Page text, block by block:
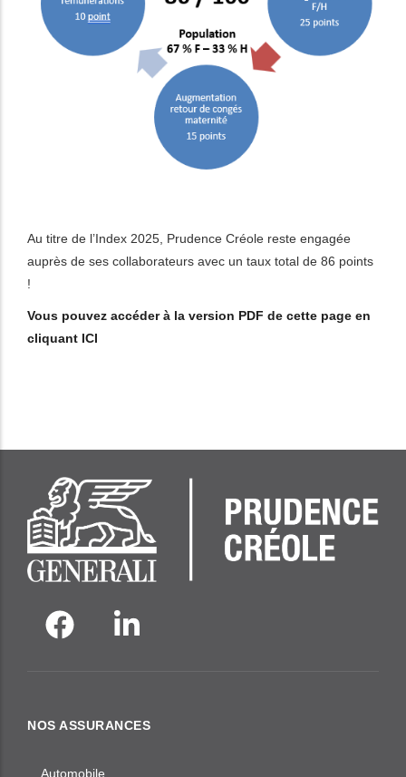
Au titre de l’Index 2025, Prudence Créole reste engagée
auprès de ses collaborateurs avec un taux total de 86 points
!
Vous pouvez accéder à la version PDF de cette page en
cliquant ICI
NOS ASSURANCES
Automobile